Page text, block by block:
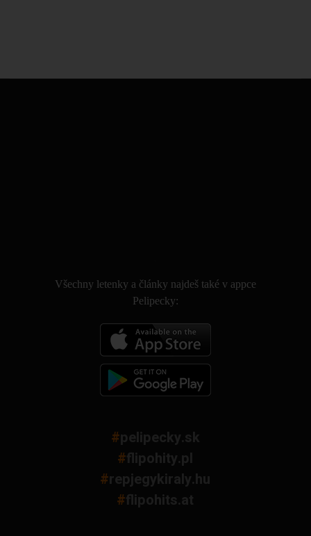
Všechny letenky a články najdeš také v appce
Pelipecky:
#pelipecky.sk
#flipohity.pl
#repjegykiraly.hu
#flipohits.at